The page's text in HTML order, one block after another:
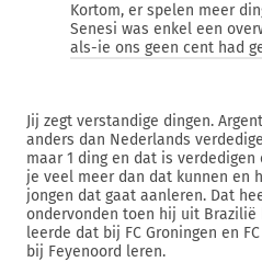
Kortom, er spelen meer
Senesi was enkel een
als-ie ons geen cent had
Jij zegt verstandige dingen.
anders dan Nederlands
maar 1 ding en dat is
je veel meer dan dat kunnen en
jongen dat gaat aanleren. Dat
ondervonden toen hij uit Brazilië
leerde dat bij FC Groningen en
bij Feyenoord leren.